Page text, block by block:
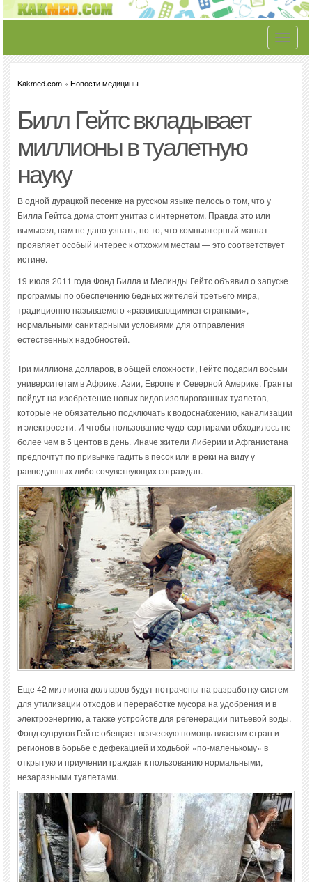
Toggle
Kakmed.com » Новости медицины
Билл Гейтс вкладывает
миллионы в туалетную
науку
В одной дурацкой песенке на русском языке пелось о том, что у
Билла Гейтса дома стоит унитаз с интернетом. Правда это или
вымысел, нам не дано узнать, но то, что компьютерный магнат
проявляет особый интерес к отхожим местам — это соответствует
истине.
19 июля 2011 года Фонд Билла и Мелинды Гейтс объявил о запуске
программы по обеспечению бедных жителей третьего мира,
традиционно называемого «развивающимися странами»,
нормальными санитарными условиями для отправления
естественных надобностей.
Три миллиона долларов, в общей сложности, Гейтс подарил восьми
университетам в Африке, Азии, Европе и Северной Америке. Гранты
пойдут на изобретение новых видов изолированных туалетов,
которые не обязательно подключать к водоснабжению, канализации
и электросети. И чтобы пользование чудо-сортирами обходилось не
более чем в 5 центов в день. Иначе жители Либерии и Афганистана
предпочтут по привычке гадить в песок или в реки на виду у
равнодушных либо сочувствующих сограждан.
Еще 42 миллиона долларов будут потрачены на разработку систем
для утилизации отходов и переработке мусора на удобрения и в
электроэнергию, а также устройств для регенерации питьевой воды.
Фонд супругов Гейтс обещает всяческую помощь властям стран и
регионов в борьбе с дефекацией и ходьбой «по-маленькому» в
открытую и приучении граждан к пользованию нормальными,
незаразными туалетами.